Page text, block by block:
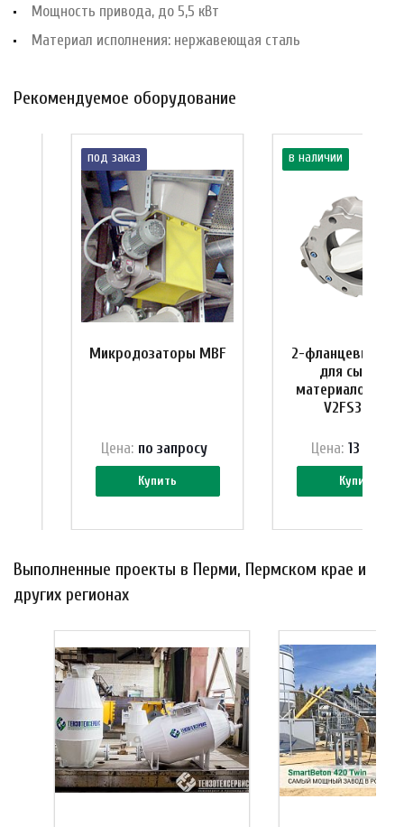
Мощность привода, до 5,5 кВт
Материал исполнения: нержавеющая сталь
Рекомендуемое оборудование
под заказ
Микродозаторы MBF
Купить
Цена: по запросу
в наличии
2-фланцевый
для сыпучих
материалов ДУ
V2FS300SN
Купить
Цена: 13 300 ₽
Выполненные проекты в Перми, Пермском крае и
других регионах